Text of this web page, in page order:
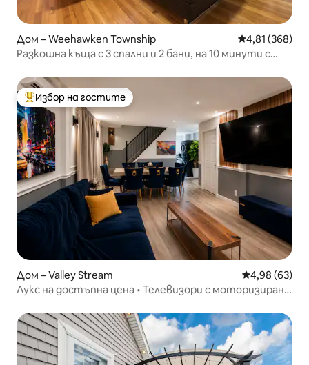
Дом – Weehawken Township Средна
4,81 (368)
Разкошна къща с 3 спални и 2 бани, на 10 минути с
Най-популярен избор на гостите
Избор на гостите
Дом – Valley Stream Средна
4,98 (63)
Лукс на достъпна цена • Телевизори с моторизирани